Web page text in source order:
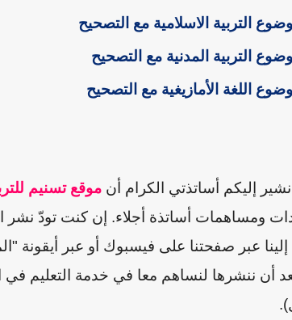
التربية الاسلامية مع التصحيح
التربية المدنية مع التصحيح
اللغة الأمازيغية مع التصحيح
إليكم أساتذتي الكرام أن موقع تسنيم
ومساهمات أساتذة أجلاء. إن كنت تودّ نشر
إلينا عبر صفحتنا على فيسبوك أو عبر أيقونة
أن ننشرها لنساهم معا في خدمة التعليم في